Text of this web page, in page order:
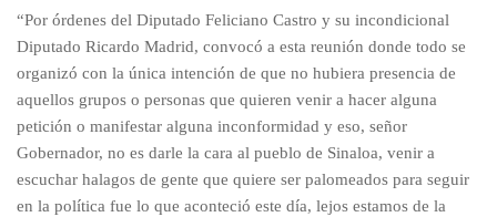
“Por órdenes del Diputado Feliciano Castro y su incondicional
Diputado Ricardo Madrid, convocó a esta reunión donde todo se
organizó con la única intención de que no hubiera presencia de
aquellos grupos o personas que quieren venir a hacer alguna
petición o manifestar alguna inconformidad y eso, señor
Gobernador, no es darle la cara al pueblo de Sinaloa, venir a
escuchar halagos de gente que quiere ser palomeados para seguir
en la política fue lo que aconteció este día, lejos estamos de la